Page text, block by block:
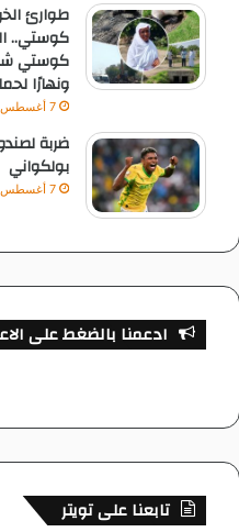
طوارئ
كوستي..
كوستي
ونهارًا
7 أغسطس، 2026
ضربة
بولكواني
7 أغسطس، 2026
ادعمنا بالضغط على
تابعنا على تويتر